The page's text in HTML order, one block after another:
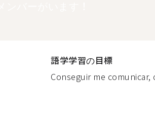
語学学習の目標
Conseguir me